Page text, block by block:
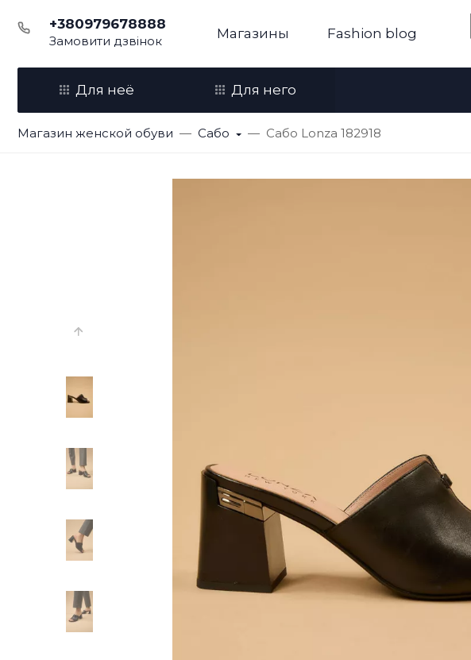
+380979678888
Замовити дзвінок Магазины Fashion blog
Для неё Для него
Магазин женской обуви Сабо Сабо Lonza 182918